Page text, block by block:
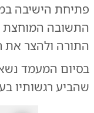
פתיחת הישיבה
התשובה המוחצת
התורה ולהצר את
בסיום המעמד
שהביע רגשותיו